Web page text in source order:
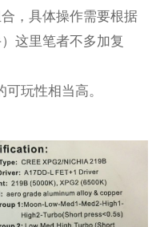
，具体操作需要根据
这里笔者不多加复
玩性相当高。